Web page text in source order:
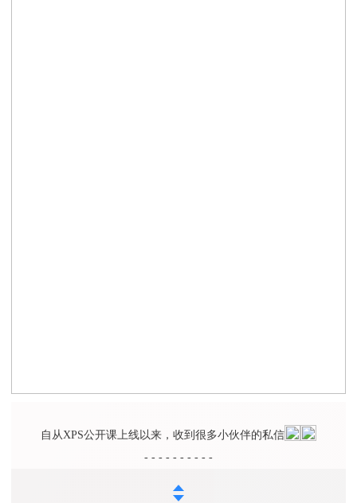
自从XPS公开课上线以来，收到很多小伙伴的私信
- - - - - - - - - -